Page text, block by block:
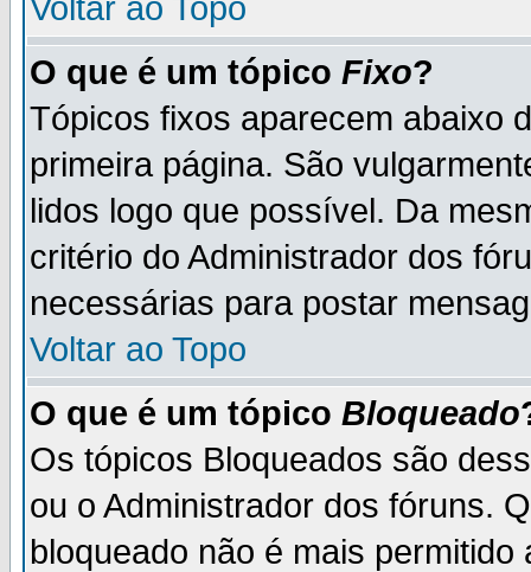
Voltar ao Topo
O que é um tópico Fixo?
Tópicos fixos aparecem abaixo
primeira página. São
lidos logo que possível. Da
critério do Administrador dos
necessárias para postar
Voltar ao Topo
O que é um tópico Bloqueado
Os tópicos Bloqueados são
ou o Administrador dos fóruns.
bloqueado não é mais